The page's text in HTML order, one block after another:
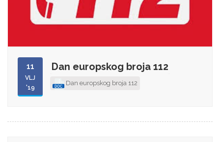
11
VLJ
'19
Dan europskog broja 112
Dan europskog broja 112